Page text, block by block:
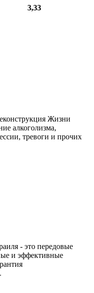
3,33
Жизни
алкоголизма,
тревоги и прочих
- это передовые
и эффективные